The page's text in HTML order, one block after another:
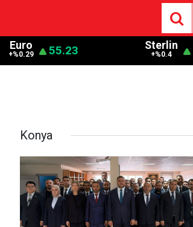
Euro
+%0.29 55.23 Sterlin
+%0.4
Konya